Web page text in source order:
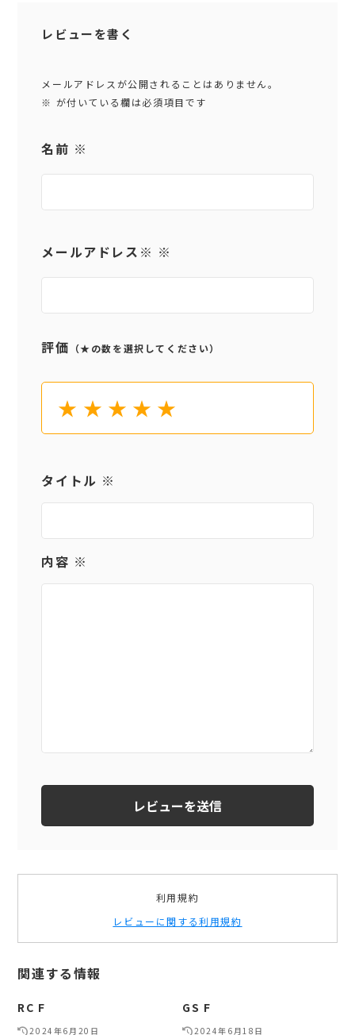
レビューを書く
メールアドレスが公開されることはありません。
※ が付いている欄は必須項目です
名前 ※
メールアドレス ※ ※
評価 （★の数を選択してください）
★ ★ ★ ★ ★
タイトル ※
内容 ※
利用規約
レビューに関する利用規約
関連する情報
RC F
2024年6月20日
GS F
2024年6月18日